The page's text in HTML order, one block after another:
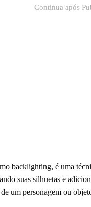
Continua após
backlighting, é uma
suas silhuetas e
um personagem ou